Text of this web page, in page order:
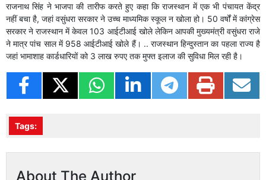
राजनाथ सिंह ने भाजपा की तारीफ करते हुए कहा कि राजस्थान में एक भी पंचायत केंद्र
नहीं बचा है, जहां वसुंधरा सरकार ने उच्च माध्यमिक स्कूल न खोला हो। 50 वर्षों में कांग्रेस
सरकार ने राजस्थान में केवल 103 आईटीआई खोले लेकिन आपकी मुख्यमंत्री वसुंधरा राजे
ने मात्र पांच साल में 958 आईटीआई खोले हैं। .. राजस्थान हिन्दुस्तान का पहला राज्य है
जहां भामाशाह कार्डधारियों को 3 लाख रुपए तक मुफ्त इलाज की सुविधा मिल रही है।
Tags:
About The Author